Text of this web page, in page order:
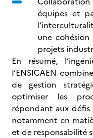
équipes et
une
projets
En résumé,
l’ENSICAEN
de gestion
optimiser les
répondant aux défis
notamment en
et de responsabilité